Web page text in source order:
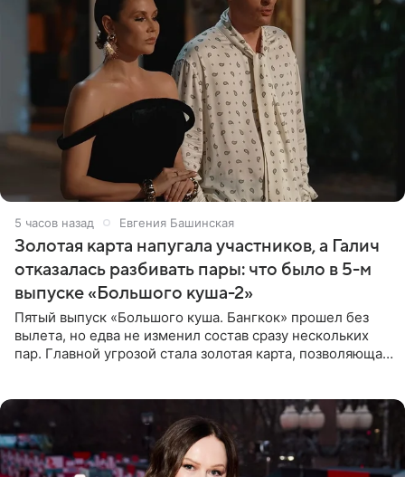
5 часов назад Евгения Башинская
Золотая карта напугала участников, а Галич
отказалась разбивать пары: что было в 5-м
выпуске «Большого куша-2»
Пятый выпуск «Большого куша. Бангкок» прошел без
вылета, но едва не изменил состав сразу нескольких
пар. Главной угрозой стала золотая карта, позволяющая